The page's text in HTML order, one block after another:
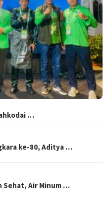
…
ke-80, Aditya …
Sehat, Air Minum …